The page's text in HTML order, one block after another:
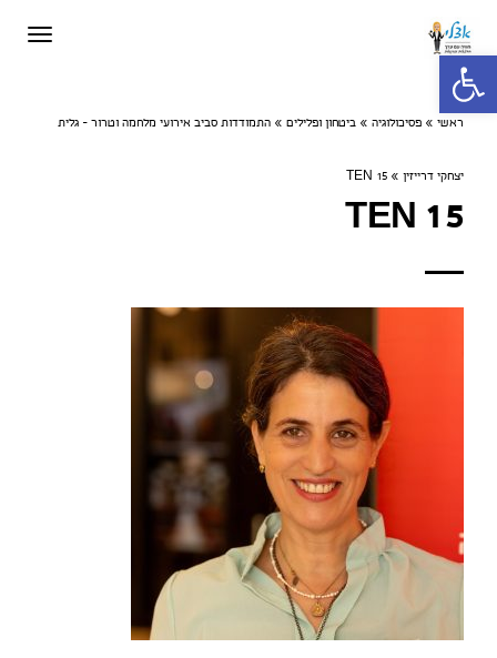
פתח סרגל נגישות
ראשי » פסיכולוגיה » ביטחון ופלילים » התמודדות סביב אירועי מלחמה וטרור - גלית
יצחקי דרייזין »
TEN 15
TEN 15